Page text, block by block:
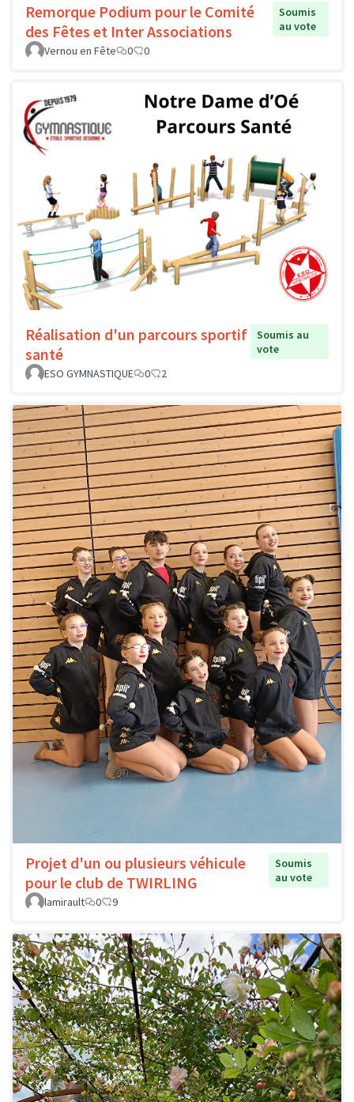
Remorque Podium pour le Comité
des Fêtes et Inter Associations
Soumis
au vote
Vernou en Fête
0 0
Réalisation d'un parcours sportif
santé
Soumis au
vote
ESO GYMNASTIQUE
0 2
Projet d'un ou plusieurs véhicule
pour le club de TWIRLING
Soumis
au vote
lamirault
0 9